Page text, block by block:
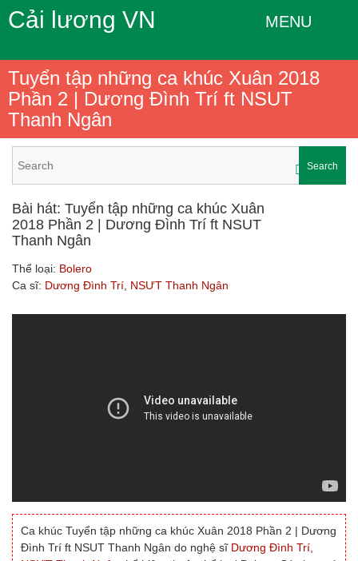
Cải lương VN MENU
Tuyển tập những ca khúc Xuân 2018
Phần 2 | Dương Đình Trí ft NSUT
Thanh Ngân
Search
Bài hát: Tuyển tập những ca khúc Xuân
2018 Phần 2 | Dương Đình Trí ft NSUT
Thanh Ngân
Thể loại: Bolero
Ca sĩ: Dương Đình Trí NSƯT Thanh Ngân
Ca khúc Tuyển tập những ca khúc Xuân 2018 Phần 2 | Dương
Đình Trí ft NSUT Thanh Ngân do nghệ sĩ Dương Đình Trí